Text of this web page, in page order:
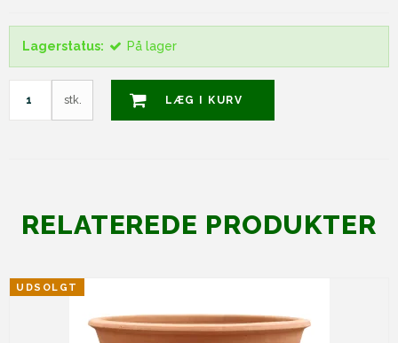
Lagerstatus: På lager
stk. LÆG I KURV
RELATEREDE PRODUKTER
UDSOLGT